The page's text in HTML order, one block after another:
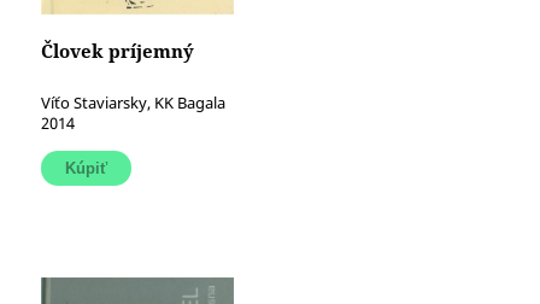
Človek príjemný
Víťo Staviarsky, KK Bagala
2014